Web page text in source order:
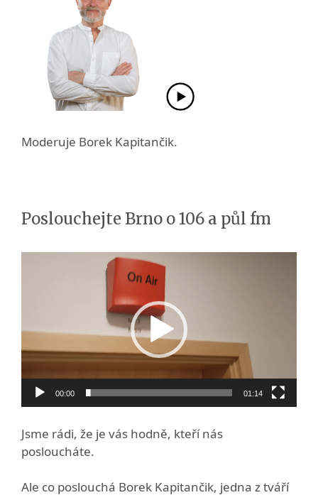
Moderuje Borek Kapitančik.
Poslouchejte Brno o 106 a půl fm
00:00 01:14
Jsme rádi, že je vás hodně, kteří nás
posloucháte.
Ale co poslouchá Borek Kapitančik, jedna z tváří